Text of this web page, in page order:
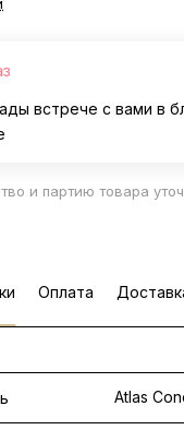
встрече с вами в
и партию товара
Оплата
Atlas